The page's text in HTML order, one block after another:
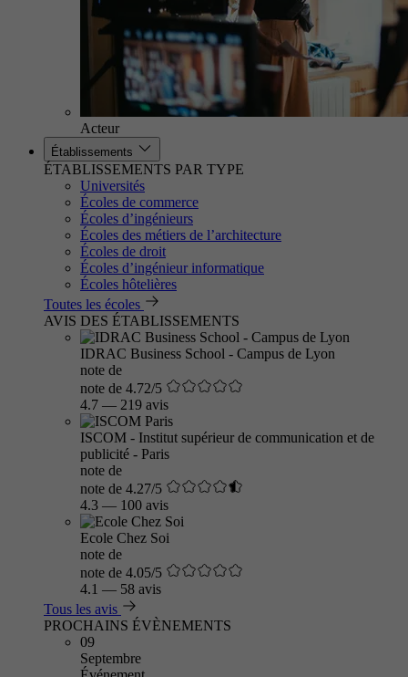
Acteur
Établissements
ÉTABLISSEMENTS PAR TYPE
Universités
Écoles de commerce
Écoles d’ingénieurs
Écoles des métiers de l’architecture
Écoles de droit
Écoles d’ingénieur informatique
Écoles hôtelières
Toutes les écoles
AVIS DES ÉTABLISSEMENTS
IDRAC Business School - Campus de Lyon
note de
note de 4.72/5
4.7 — 219 avis
ISCOM - Institut supérieur de communication et de
publicité - Paris
note de
note de 4.27/5
4.3 — 100 avis
Ecole Chez Soi
note de
note de 4.05/5
4.1 — 58 avis
Tous les avis
PROCHAINS ÉVÈNEMENTS
09
Septembre